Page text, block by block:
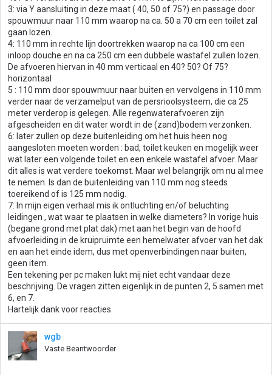
3: via Y aansluiting in deze maat ( 40, 50 of 75?) en passage door
spouwmuur naar 110 mm waarop na ca. 50 a 70 cm een toilet zal
gaan lozen.
4: 110 mm in rechte lijn doortrekken waarop na ca 100 cm een
inloop douche en na ca 250 cm een dubbele wastafel zullen lozen.
De afvoeren hiervan in 40 mm verticaal en 40? 50? Of 75?
horizontaal
5 : 110 mm door spouwmuur naar buiten en vervolgens in 110 mm
verder naar de verzamelput van de persrioolsysteem, die ca 25
meter verderop is gelegen. Alle regenwaterafvoeren zijn
afgescheiden en dit water wordt in de (zand)bodem verzonken.
6: later zullen op deze buitenleiding om het huis heen nog
aangesloten moeten worden : bad, toilet keuken en mogelijk weer
wat later een volgende toilet en een enkele wastafel afvoer. Maar
dit alles is wat verdere toekomst. Maar wel belangrijk om nu al mee
te nemen. Is dan de buitenleiding van 110 mm nog steeds
toereikend of is 125 mm nodig.
7: In mijn eigen verhaal mis ik ontluchting en/of beluchting
leidingen , wat waar te plaatsen in welke diameters? In vorige huis
(begane grond met plat dak) met aan het begin van de hoofd
afvoerleiding in de kruipruimte een hemelwater afvoer van het dak
en aan het einde idem, dus met openverbindingen naar buiten,
geen item.
Een tekening per pc maken lukt mij niet echt vandaar deze
beschrijving. De vragen zitten eigenlijk in de punten 2, 5 samen met
6, en 7.
Hartelijk dank voor reacties.
wgb
Vaste Beantwoorder